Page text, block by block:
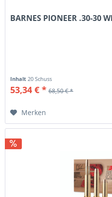
BARNES PIONEER .30-30
Inhalt 20 Schuss
53,34 € * 68,50 € *
Merken